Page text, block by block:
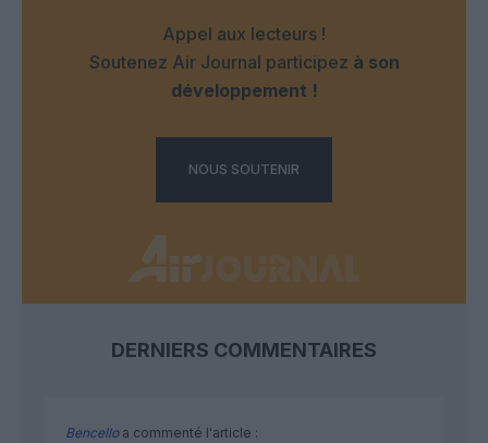
Appel aux lecteurs !
Soutenez Air Journal participez à son
développement !
NOUS SOUTENIR
DERNIERS COMMENTAIRES
Bencelloa commenté l'article :